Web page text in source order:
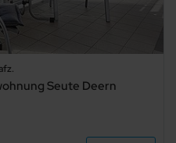
Seute Deern